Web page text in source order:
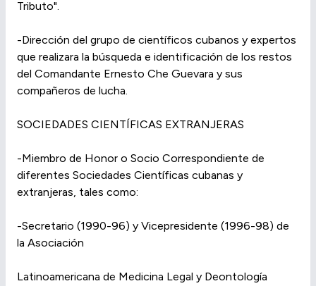
Tributo".
-Dirección del grupo de científicos cubanos y expertos
que realizara la búsqueda e identificación de los restos
del Comandante Ernesto Che Guevara y sus
compañeros de lucha.
SOCIEDADES CIENTÍFICAS EXTRANJERAS
-Miembro de Honor o Socio Correspondiente de
diferentes Sociedades Científicas cubanas y
extranjeras, tales como:
-Secretario (1990-96) y Vicepresidente (1996-98) de
la Asociación
Latinoamericana de Medicina Legal y Deontología